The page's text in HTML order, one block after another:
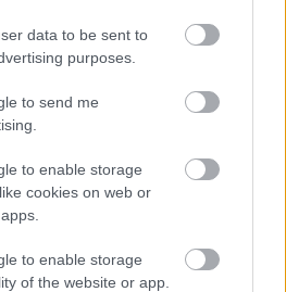
data to be sent to
purposes.
to send me
to enable storage
cookies on web or
to enable storage
of the website or app.